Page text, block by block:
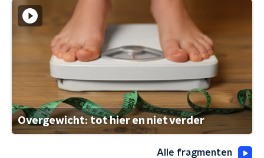
Overgewicht: tot hier en niet verder
Alle fragmenten